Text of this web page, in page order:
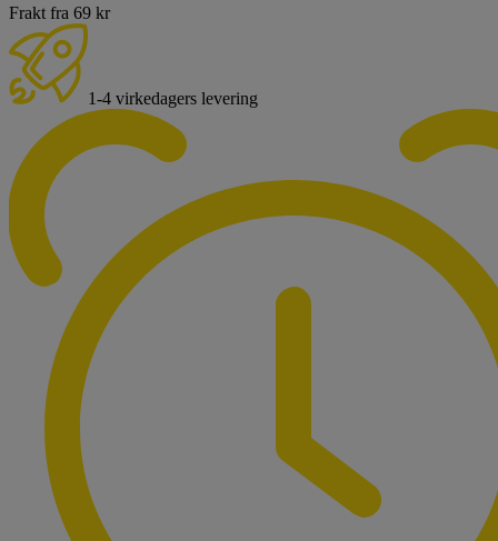
Frakt fra 69 kr
1-4 virkedagers levering